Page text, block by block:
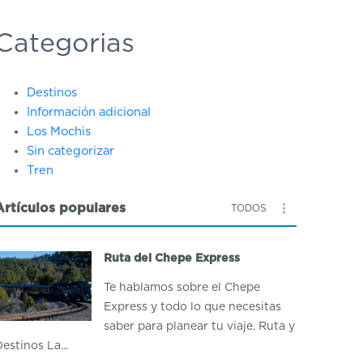
Destinos
Información adicional
Los Mochis
Sin categorizar
Tren
populares TODOS
Ruta del Chepe Express
Te hablamos sobre el Chepe
Express y todo lo que necesitas
saber para planear tu viaje. Ruta y
La...